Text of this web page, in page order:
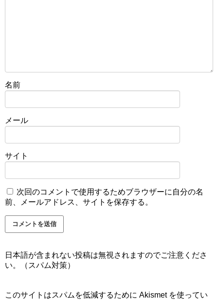
名前
メール
サイト
次回のコメントで使用するためブラウザーに自分の名
前、メールアドレス、サイトを保存する。
日本語が含まれない投稿は無視されますのでご注意くださ
い。（スパム対策）
このサイトはスパムを低減するために Akismet を使ってい